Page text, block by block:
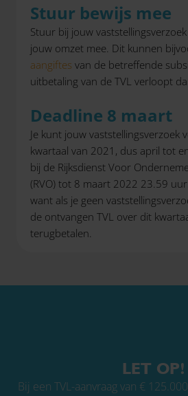
Stuur bewijs mee
Stuur bij jouw
jouw omzet mee. Dit kunnen
aangiftes van de betreffende
uitbetaling van de TVL verloopt
Deadline 8 maart
Je kunt jouw vaststellingsverzoek
kwartaal van 2021, dus april tot
bij de Rijksdienst Voor
(RVO) tot 8 maart 2022 23.59
want als je geen
de ontvangen TVL over dit
terugbetalen.
LET OP!
Bij een TVL-aanvraag van €